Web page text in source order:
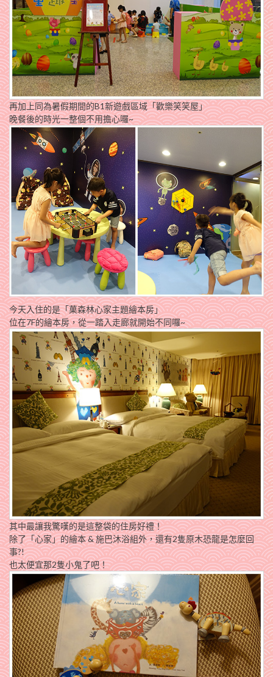
再加上同為暑假期間的B1新遊戲區域「歡樂笑笑屋」
晚餐後的時光一整個不用擔心囉~
今天入住的是「菓森林心家主題繪本房」
位在7F的繪本房，從一踏入走廊就開始不同囉~
其中最讓我驚嘆的是這整袋的住房好禮！
除了「心家」的繪本 & 施巴沐浴組外，還有2隻原木恐龍是怎麼回
事?!
也太便宜那2隻小鬼了吧！